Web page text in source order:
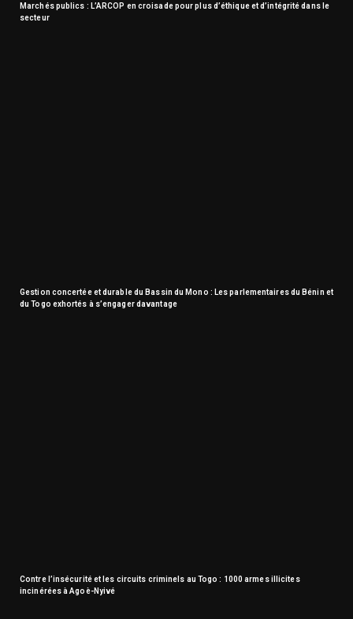
Marchés publics : L’ARCOP en croisade pour plus d’éthique et d’intégrité dans le
secteur
Gestion concertée et durable du Bassin du Mono : Les parlementaires du Bénin et
du Togo exhortés à s’engager davantage
Contre l’insécurité et les circuits criminels au Togo : 1000 armes illicites
incinérées à Agoè-Nyivé